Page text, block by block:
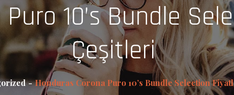
10’s Bundle
Çeşitleri
Honduras Corona Puro 10’s Bundle Selection